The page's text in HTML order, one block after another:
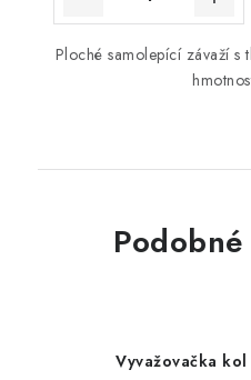
Ploché samolepící závaží s
Vyvažovačka